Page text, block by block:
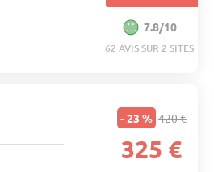
7.8/10
62 AVIS SUR 2 SITES
- 23 % 420 €
325 €